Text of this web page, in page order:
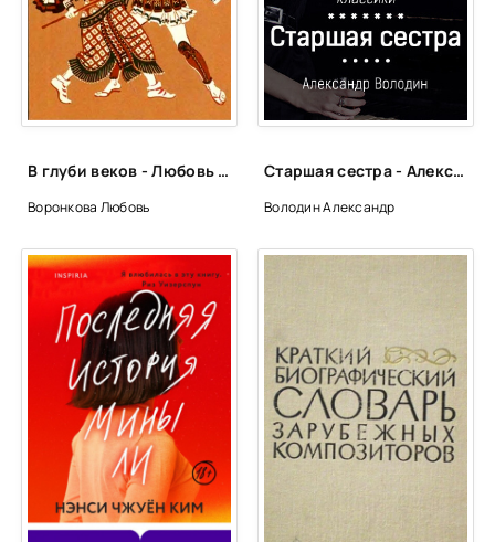
В глуби веков - Любовь Воронкова
Воронкова Любовь
Старшая сестра - Александр Володин
Володин Александр